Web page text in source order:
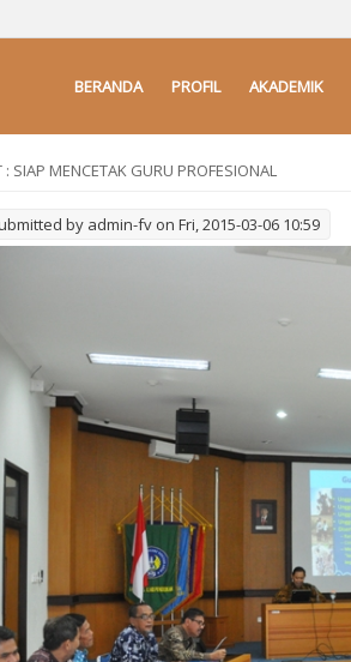
BERANDA PROFIL AKADEMIK
SIAP MENCETAK GURU PROFESIONAL
by admin-fvon Fri, 2015-03-06 10:59